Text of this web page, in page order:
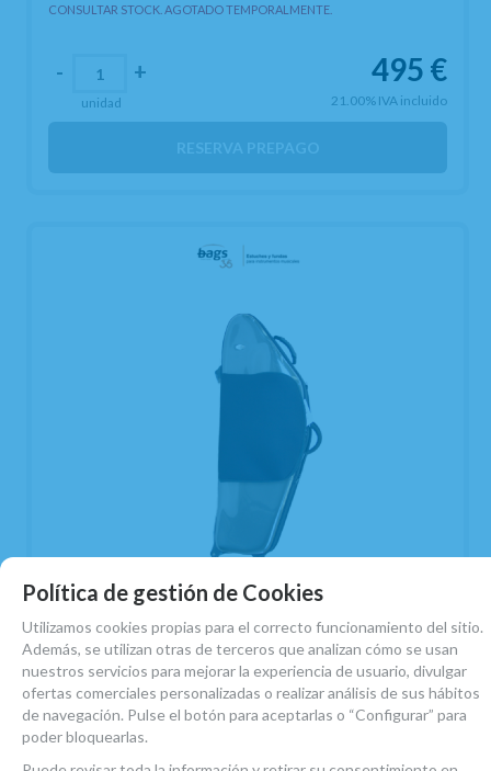
CONSULTAR STOCK. AGOTADO TEMPORALMENTE.
495 €
21.00% IVA incluido
- +
unidad
RESERVA PREPAGO
Estuche Saxo Baritono Bags Evolution EV-I
Metalic Grafito
EN STOCK. CÓMPRALO Y LO RECIBIRÁS AL DIA SIGUIENTE LABORABLE
ANTES DE LAS 14:00 HORAS PENINSULA
495€
- +
Política de gestión de Cookies
Utilizamos cookies propias para el correcto funcionamiento del sitio.
Además, se utilizan otras de terceros que analizan cómo se usan
nuestros servicios para mejorar la experiencia de usuario, divulgar
ofertas comerciales personalizadas o realizar análisis de sus hábitos
de navegación. Pulse el botón para aceptarlas o “Configurar” para
poder bloquearlas.